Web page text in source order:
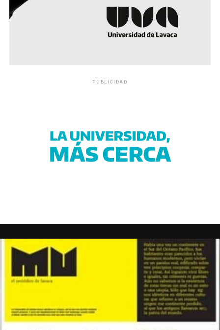
PUBLICIDAD